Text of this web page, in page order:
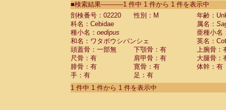
CebidaeSaguinus labiatus(0)
Cebidae Saguinus leucopus (0)
Cebidae
Cebidae
CebidaeSaguinus nigricollis (0)
Cebidae Saguinus oedipus
Cebidae Saguinus weddelli
Cebidae Saguinusspp.
Cebidae Aotus trivirgatus
Cebidae Cebus albifrons
■検索結果-----------1 件中 1 件から 1 件を表示中
剖検番号：02220
性別：M
年齢：
科名：Cebidae
属名：
種小名： oedipus
亜種小名
和名：ワタボウシパンシェ
英名：
頭蓋骨：一部無
下顎骨：有
上腕骨：
尺骨：有
肩甲骨：有
大腿骨：
腓骨：有
寛骨：有
体幹：有
手：有
足：有
1 件中 1 件から 1 件を表示中